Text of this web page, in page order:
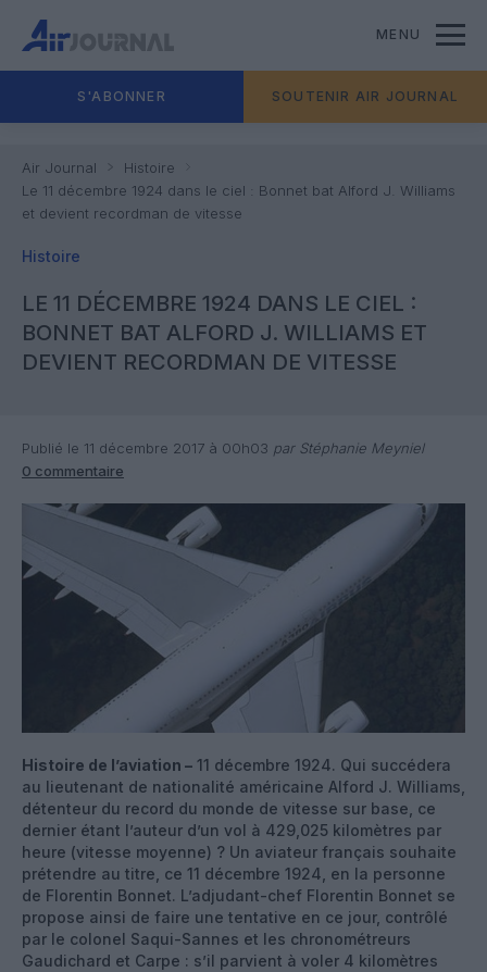
MENU
S'ABONNER SOUTENIR AIR JOURNAL
Air Journal
Histoire
Le 11 décembre 1924 dans le ciel : Bonnet bat Alford J. Williams
et devient recordman de vitesse
Histoire
LE 11 DÉCEMBRE 1924 DANS LE CIEL :
BONNET BAT ALFORD J. WILLIAMS ET
DEVIENT RECORDMAN DE VITESSE
Publié le 11 décembre 2017 à 00h03 par Stéphanie Meyniel
0 commentaire
Histoire de l’aviation – 11 décembre 1924. Qui succédera
au lieutenant de nationalité américaine Alford J. Williams,
détenteur du record du monde de vitesse sur base, ce
dernier étant l’auteur d’un vol à 429,025 kilomètres par
heure (vitesse moyenne) ? Un aviateur français souhaite
prétendre au titre, ce 11 décembre 1924, en la personne
de Florentin Bonnet. L’adjudant-chef Florentin Bonnet se
propose ainsi de faire une tentative en ce jour, contrôlé
par le colonel Saqui-Sannes et les chronométreurs
Gaudichard et Carpe : s’il parvient à voler 4 kilomètres